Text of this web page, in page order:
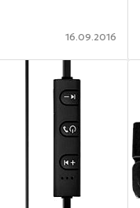
...
16.09.2016